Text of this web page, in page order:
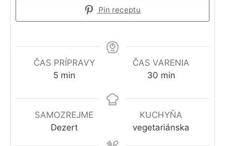
Pin receptu
ČAS PRÍPRAVY
5minút
min
ČAS VARENIA
30minút
min
SAMOZREJME
Dezert
KUCHYŇA
vegetariánska